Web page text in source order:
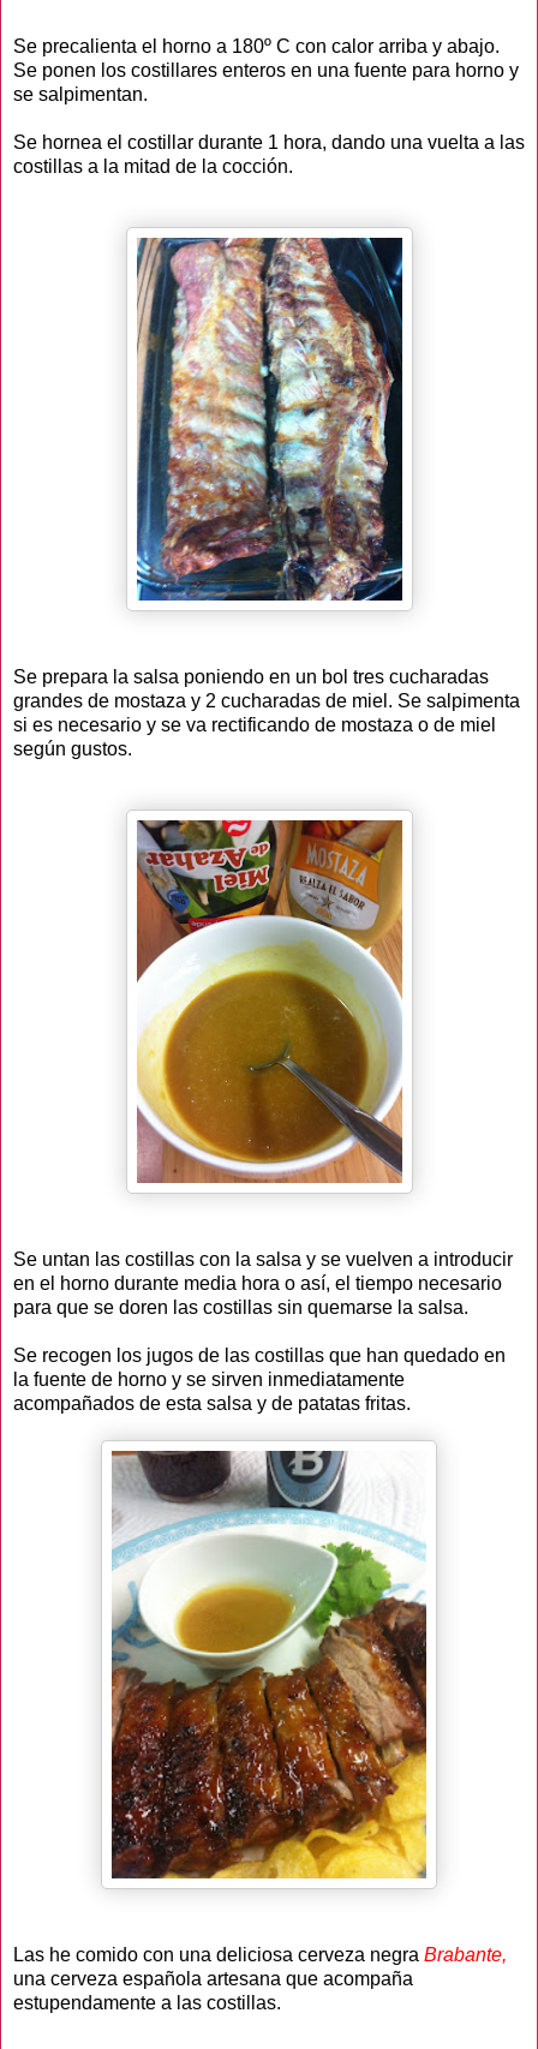
Se precalienta el horno a 180º C con calor arriba y abajo.
Se ponen los costillares enteros en una fuente para horno y
se salpimentan.
Se hornea el costillar durante 1 hora, dando una vuelta a las
costillas a la mitad de la cocción.
Se prepara la salsa poniendo en un bol tres cucharadas
grandes de mostaza y 2 cucharadas de miel. Se salpimenta
si es necesario y se va rectificando de mostaza o de miel
según gustos.
Se untan las costillas con la salsa y se vuelven a introducir
en el horno durante media hora o así, el tiempo necesario
para que se doren las costillas sin quemarse la salsa.
Se recogen los jugos de las costillas que han quedado en
la fuente de horno y se sirven inmediatamente
acompañados de esta salsa y de patatas fritas.
Las he comido con una deliciosa cerveza negra Brabante,
una cerveza española artesana que acompaña
estupendamente a las costillas.